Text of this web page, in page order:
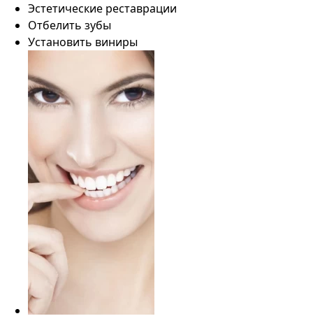
Эстетические реставрации
Отбелить зубы
Установить виниры